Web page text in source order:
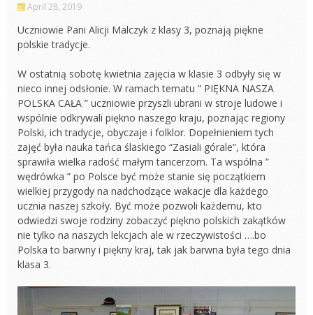
April 28, 2019
Uczniowie Pani Alicji Malczyk z klasy 3, poznają piękne
polskie tradycje.
W ostatnią sobotę kwietnia zajęcia w klasie 3 odbyły się w
nieco innej odsłonie. W ramach tematu ” PIĘKNA NASZA
POLSKA CAŁA ” uczniowie przyszli ubrani w stroje ludowe i
wspólnie odkrywali piękno naszego kraju, poznając regiony
Polski, ich tradycje, obyczaje i folklor. Dopełnieniem tych
zajęć była nauka tańca ślaskiego “Zasiali górale”, która
sprawiła wielka radość małym tancerzom. Ta wspólna ”
wędrówka ” po Polsce być może stanie się początkiem
wielkiej przygody na nadchodzące wakacje dla każdego
ucznia naszej szkoły. Być może pozwoli każdemu, kto
odwiedzi swoje rodziny zobaczyć piękno polskich zakątków
nie tylko na naszych lekcjach ale w rzeczywistości ….bo
Polska to barwny i piękny kraj, tak jak barwna była tego dnia
klasa 3.